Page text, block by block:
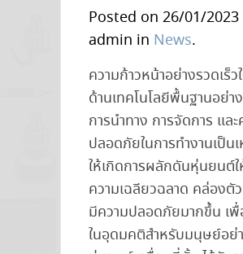
Posted on 26/01/2023
admin in News.
ความก้าวหน้าอย่างรวดเร็ว
ด้านเทคโนโลยีพื้นฐานอย่าง
การนำทาง การจัดการ และ
ปลอดภัยในการทำงานเป็น
ให้เกิดการผลักดันหุ่นยนต์
ความเฉลียวฉลาด คล่องตั
มีความปลอดภัยมากขึ้น เ
ในอุดมคติสำหรับมนุษย์อย่